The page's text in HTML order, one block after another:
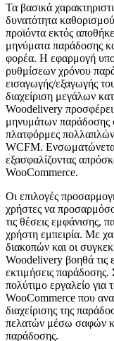
Τα βασικά
δυνατότητα
προϊόντα εκτός
μηνύματα παράδοσης
φορέα. Η εφαρμογή
ρυθμίσεων χρόνου
εισαγωγής/εξαγωγής
διαχείριση μεγάλων
Woodelivery προσφέρει
μηνυμάτων παράδοσης
πλατφόρμες
WCFM.
εξασφαλίζοντας
WooCommerce.
Οι επιλογές
χρήστες να
τις θέσεις εμφάνισης,
χρήστη εμπειρία. Με
διακοπών και οι
Woodelivery βοηθά τις
εκτιμήσεις
πολύτιμο εργαλείο για
WooCommerce που
διαχείρισης της
πελατών μέσω σαφών
παράδοσης.